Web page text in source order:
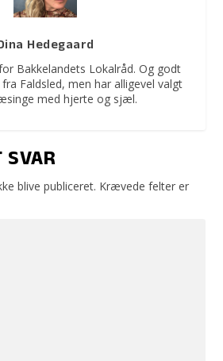
Hedegaard
Bakkelandets Lokalråd. Og godt
Faldsled, men har alligevel valgt
med hjerte og sjæl.
SVAR
blive publiceret. Krævede felter er